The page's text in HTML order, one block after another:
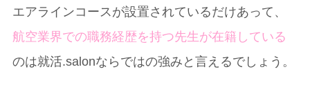
エアラインコースが設置されているだけあって、
航空業界での職務経歴を持つ先生が在籍している
のは就活.salonならではの強みと言えるでしょう。